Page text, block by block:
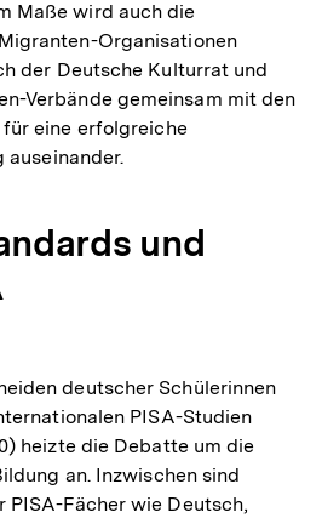
Maße wird auch die
Organisationen
der Deutsche Kulturrat und
Verbände gemeinsam mit den
eine erfolgreiche
und
deutscher Schülerinnen
PISA-Studien
heizte die Debatte um die
an. Inzwischen sind
Fächer wie Deutsch,